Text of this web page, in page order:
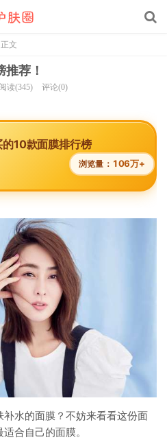
正文
荐！
阅读(345) 评论(0)
的10款面膜排行榜
浏览量： 106万+
水的面膜？不妨来看看这份面
合自己的面膜。